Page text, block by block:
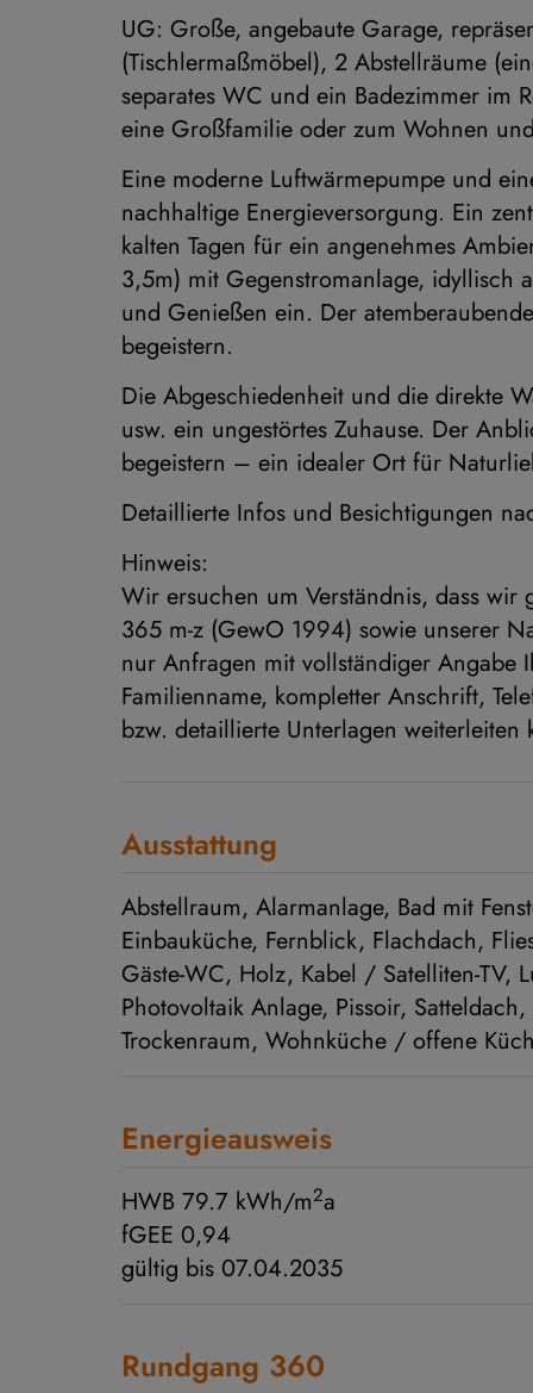
UG: Große, angebaute Garage,
(Tischlermaßmöbel), 2 Abstellräume
separates WC und ein Badezimmer im
eine Großfamilie oder zum Wohnen
Eine moderne Luftwärmepumpe und
nachhaltige Energieversorgung. Ein
kalten Tagen für ein angenehmes
3,5m) mit Gegenstromanlage, idyllisch
und Genießen ein. Der
begeistern.
Die Abgeschiedenheit und die direkte
usw. ein ungestörtes Zuhause. Der
begeistern – ein idealer Ort für
Detaillierte Infos und Besichtigungen
Hinweis:
Wir ersuchen um Verständnis, dass wir
365 m-z (GewO 1994) sowie unserer
nur Anfragen mit vollständiger Angabe
Familienname, kompletter Anschrift,
bzw. detaillierte Unterlagen weiterleiten
Ausstattung
Abstellraum Alarmanlage Bad mit
Einbauküche Fernblick Flachdach
Gäste-WC Holz Kabel / Satelliten-TV
Photovoltaik Anlage Pissoir Satteldach
Trockenraum Wohnküche / offene
Energieausweis
HWB 79.7 kWh/m2a
fGEE 0,94
gültig bis 07.04.2035
Rundgang 360